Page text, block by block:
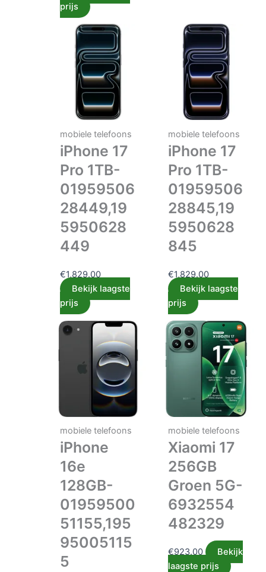
prijs
mobiele telefoons
iPhone 17
Pro 1TB-
01959506
28449,19
5950628
449
€1,829.00
Bekijk laagste
prijs
mobiele telefoons
iPhone 17
Pro 1TB-
01959506
28845,19
5950628
845
€1,829.00
Bekijk laagste
prijs
mobiele telefoons
iPhone
16e
128GB-
01959500
51155,195
95005115
5
mobiele telefoons
Xiaomi 17
256GB
Groen 5G-
6932554
482329
€923.00
Bekijk
laagste prijs